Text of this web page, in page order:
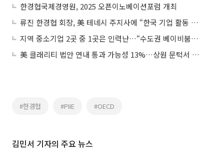
한경협국제경영원, 2025 오픈이노베이션포럼 개최
류진 한경협 회장, 美 테네시 주지사에 “한국 기업 활동 관심 가져달라”
지역 중소기업 2곳 중 1곳은 인력난…“수도권 베이비붐을 지역 중소기업으로”
美 클래리티 법안 연내 통과 가능성 13%…상원 문턱서 제동
#한경협 #PIIE #OECD
김민서 기자의 주요 뉴스